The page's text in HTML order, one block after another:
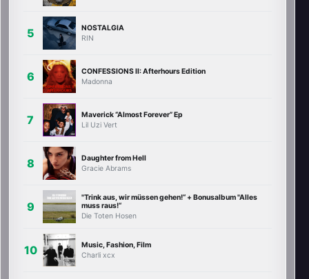
NOSTALGIA
RIN
CONFESSIONS II: Afterhours Edition
Madonna
Maverick “Almost Forever” Ep
Lil Uzi Vert
Daughter from Hell
Gracie Abrams
"Trink aus, wir müssen gehen!“ + Bonusalbum "Alles
muss raus!“
Die Toten Hosen
Music, Fashion, Film
Charli xcx